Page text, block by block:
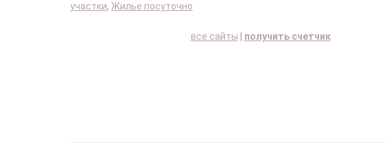
участки, Жилье посуточно
все сайты получить счетчик